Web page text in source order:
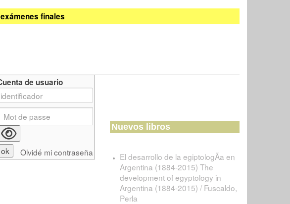
finales
de usuario
Olvidé mi contraseña
Nuevos libros
El desarrollo de la egiptologÃ­a en
Argentina (1884-2015) The
development of egyptology in
Argentina (1884-2015) / Fuscaldo,
Perla